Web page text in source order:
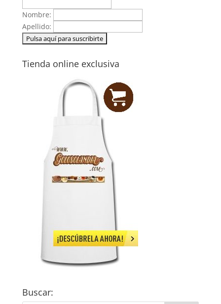
Nombre:
Apellido:
Tienda online exclusiva
Buscar: